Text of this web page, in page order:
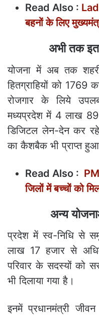
Read Also :
बहनों के लिए
अभी तक
योजना में अब तक
हितग्राहियों को
रोजगार के लिये
मध्यप्रदेश में 4 लाख 89
डिजिटल लेन-देन कर
का कैशबैक भी प्राप्त
Read Also :
जिलों में बच्चों को
अन्य
प्रदेश में स्व-निधि से
लाख 17 हजार से
परिवार के सदस्यों को
भी दिलाया गया है।
इनमें प्रधानमंत्री जीवन